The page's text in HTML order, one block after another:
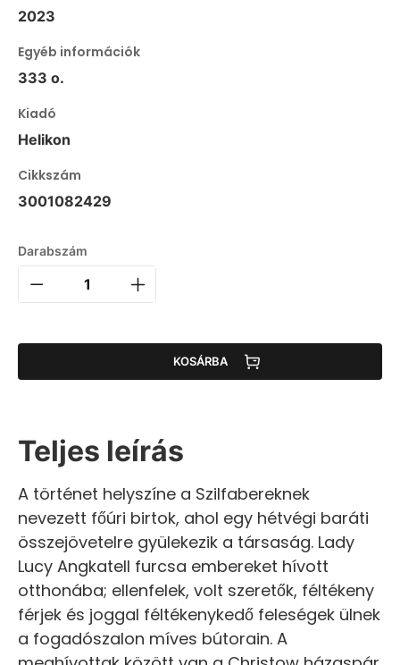
2023
Egyéb információk
333 o.
Kiadó
Helikon
Cikkszám
3001082429
Darabszám
KOSÁRBA
Teljes leírás
A történet helyszíne a Szilfabereknek
nevezett főúri birtok, ahol egy hétvégi baráti
összejövetelre gyülekezik a társaság. Lady
Lucy Angkatell furcsa embereket hívott
otthonába; ellenfelek, volt szeretők, féltékeny
férjek és joggal féltékenykedő feleségek ülnek
a fogadószalon míves bútorain. A